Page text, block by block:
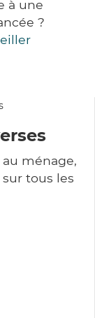
à une
?
ménage,
tous les